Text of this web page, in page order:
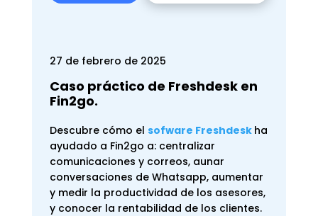
27 de febrero de 2025
Caso práctico de Freshdesk en
Fin2go.
Descubre cómo el sofware Freshdesk ha
ayudado a Fin2go a: centralizar
comunicaciones y correos, aunar
conversaciones de Whatsapp, aumentar
y medir la productividad de los asesores,
y conocer la rentabilidad de los clientes.